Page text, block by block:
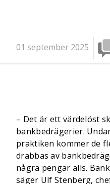
01 september 2025
– Det är ett värdelöst
bankbedrägerier.
praktiken kommer de
drabbas av
några pengar alls.
säger Ulf Stenberg,